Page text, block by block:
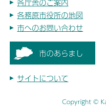
各庁舎のご案内
各務原市役所の地図
市へのお問い合わせ
市のあらまし
サイトについて
Copyright ©